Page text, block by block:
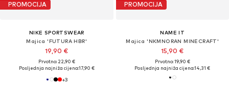
PROMOCIJA
NIKE SPORTSWEAR
Majica 'FUTURA HBR'
19,90 €
Prvotno: 22,90 €
Posljednja najniža cijena:17,90 €
+3
PROMOCIJA
NAME IT
Majica 'NKMNORAN MINECRAFT'
15,90 €
Prvotno: 19,90 €
Posljednja najniža cijena:14,31 €